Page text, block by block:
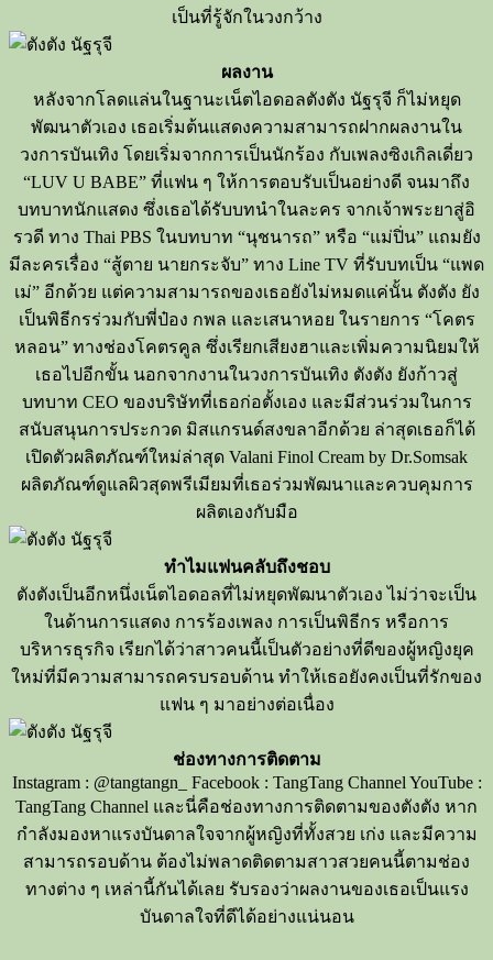
เป็นที่รู้จักในวงกว้าง
ผลงาน
หลังจากโลดแล่นในฐานะเน็ตไอดอลตังตัง นัฐรุจี ก็ไม่หยุด
พัฒนาตัวเอง เธอเริ่มต้นแสดงความสามารถฝากผลงานใน
วงการบันเทิง โดยเริ่มจากการเป็นนักร้อง กับเพลงซิงเกิลเดี่ยว
“LUV U BABE” ที่แฟน ๆ ให้การตอบรับเป็นอย่างดี จนมาถึง
บทบาทนักแสดง ซึ่งเธอได้รับบทนำในละคร จากเจ้าพระยาสู่อิ
รวดี ทาง Thai PBS ในบทบาท “นุชนารถ” หรือ “แม่ปิ่น” แถมยัง
มีละครเรื่อง “สู้ตาย นายกระจับ” ทาง Line TV ที่รับบทเป็น “แพด
เม่” อีกด้วย แต่ความสามารถของเธอยังไม่หมดแค่นั้น ตังตัง ยัง
เป็นพิธีกรร่วมกับพี่ป๋อง กพล และเสนาหอย ในรายการ “โคตร
หลอน” ทางช่องโคตรคูล ซึ่งเรียกเสียงฮาและเพิ่มความนิยมให้
เธอไปอีกขั้น นอกจากงานในวงการบันเทิง ตังตัง ยังก้าวสู่
บทบาท CEO ของบริษัทที่เธอก่อตั้งเอง และมีส่วนร่วมในการ
สนับสนุนการประกวด มิสแกรนด์สงขลาอีกด้วย ล่าสุดเธอก็ได้
เปิดตัวผลิตภัณฑ์ใหม่ล่าสุด Valani Finol Cream by Dr.Somsak
ผลิตภัณฑ์ดูแลผิวสุดพรีเมียมที่เธอร่วมพัฒนาและควบคุมการ
ผลิตเองกับมือ
ทำไมแฟนคลับถึงชอบ
ตังตังเป็นอีกหนึ่งเน็ตไอดอลที่ไม่หยุดพัฒนาตัวเองไม่ว่าจะเป็น
ในด้านการแสดง การร้องเพลง การเป็นพิธีกร หรือการ
บริหารธุรกิจ เรียกได้ว่าสาวคนนี้เป็นตัวอย่างที่ดีของผู้หญิงยุค
ใหม่ที่มีความสามารถครบรอบด้าน ทำให้เธอยังคงเป็นที่รักของ
แฟน ๆ มาอย่างต่อเนื่อง
ช่องทางการติดตาม
Instagram : @tangtangn_ Facebook : TangTang Channel YouTube :
TangTang Channel และนี่คือช่องทางการติดตามของตังตัง หาก
กำลังมองหาแรงบันดาลใจจากผู้หญิงที่ทั้งสวย เก่ง และมีความ
สามารถรอบด้าน ต้องไม่พลาดติดตามสาวสวยคนนี้ตามช่อง
ทางต่าง ๆ เหล่านี้กันได้เลย รับรองว่าผลงานของเธอเป็นแรง
บันดาลใจที่ดีได้อย่างแน่นอน